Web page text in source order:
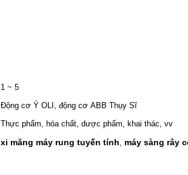
1 ~ 5
Động cơ Ý OLI, động cơ ABB Thụy Sĩ
Thực phẩm, hóa chất, dược phẩm, khai thác, vv
xi măng máy rung tuyến tính, máy sàng rây